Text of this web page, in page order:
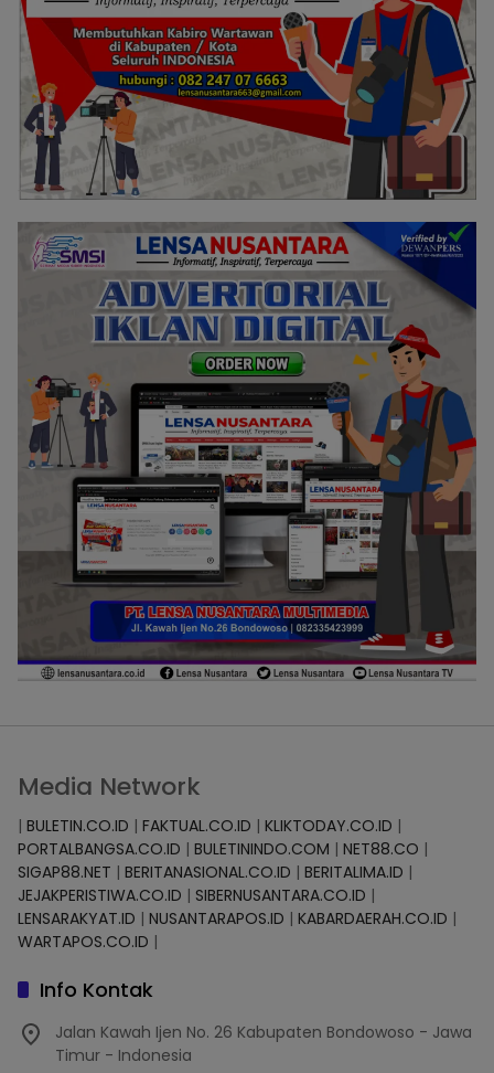
Media Network
| BULETIN.CO.ID | FAKTUAL.CO.ID | KLIKTODAY.CO.ID |
PORTALBANGSA.CO.ID | BULETININDO.COM | NET88.CO |
SIGAP88.NET | BERITANASIONAL.CO.ID | BERITALIMA.ID |
JEJAKPERISTIWA.CO.ID | SIBERNUSANTARA.CO.ID |
LENSARAKYAT.ID | NUSANTARAPOS.ID | KABARDAERAH.CO.ID |
WARTAPOS.CO.ID |
Info Kontak
Jalan Kawah Ijen No. 26 Kabupaten Bondowoso - Jawa
Timur - Indonesia